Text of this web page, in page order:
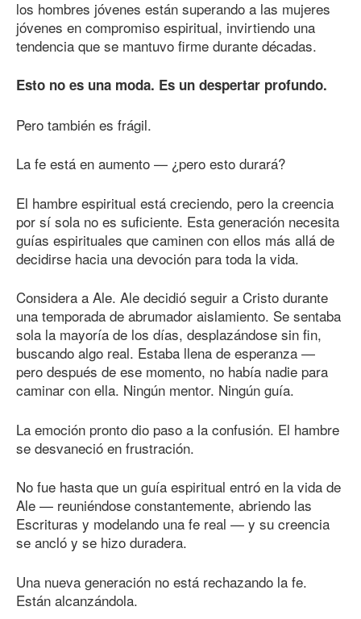
los hombres jóvenes están superando a las mujeres
jóvenes en compromiso espiritual, invirtiendo una
tendencia que se mantuvo firme durante décadas.
Esto no es una moda. Es un despertar profundo.
Pero también es frágil.
La fe está en aumento — ¿pero esto durará?
El hambre espiritual está creciendo, pero la creencia
por sí sola no es suficiente. Esta generación necesita
guías espirituales que caminen con ellos más allá de
decidirse hacia una devoción para toda la vida.
Considera a Ale. Ale decidió seguir a Cristo durante
una temporada de abrumador aislamiento. Se sentaba
sola la mayoría de los días, desplazándose sin fin,
buscando algo real. Estaba llena de esperanza —
pero después de ese momento, no había nadie para
caminar con ella. Ningún mentor. Ningún guía.
La emoción pronto dio paso a la confusión. El hambre
se desvaneció en frustración.
No fue hasta que un guía espiritual entró en la vida de
Ale — reuniéndose constantemente, abriendo las
Escrituras y modelando una fe real — y su creencia
se ancló y se hizo duradera.
Una nueva generación no está rechazando la fe.
Están alcanzándola.